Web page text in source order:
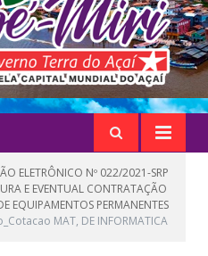
ELETRÔNICO Nº 022/2021-SRP
E EVENTUAL CONTRATAÇÃO
EQUIPAMENTOS PERMANENTES
MAT, DE INFORMATICA